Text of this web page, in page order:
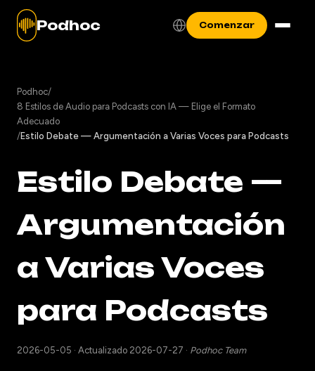
Podhoc Comenzar
Podhoc/
8 Estilos de Audio para Podcasts con IA — Elige el Formato
Adecuado
/Estilo Debate — Argumentación a Varias Voces para Podcasts
Estilo Debate —
Argumentación
a Varias Voces
para Podcasts
2026-05-05 · Actualizado 2026-07-27 · Podhoc Team